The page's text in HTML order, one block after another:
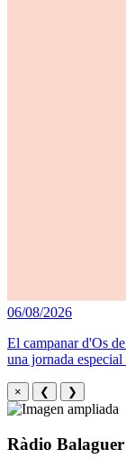
06/08/2026
El campanar d'Os
una jornada
× ❮ ❯
Ràdio Balaguer